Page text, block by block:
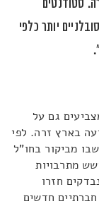
סטודנטים
יותר כלפי
גם על
בארץ זרה. לפי
מביקור בחו"ל
מתרבויות
חזרו
חברתיים חדשים